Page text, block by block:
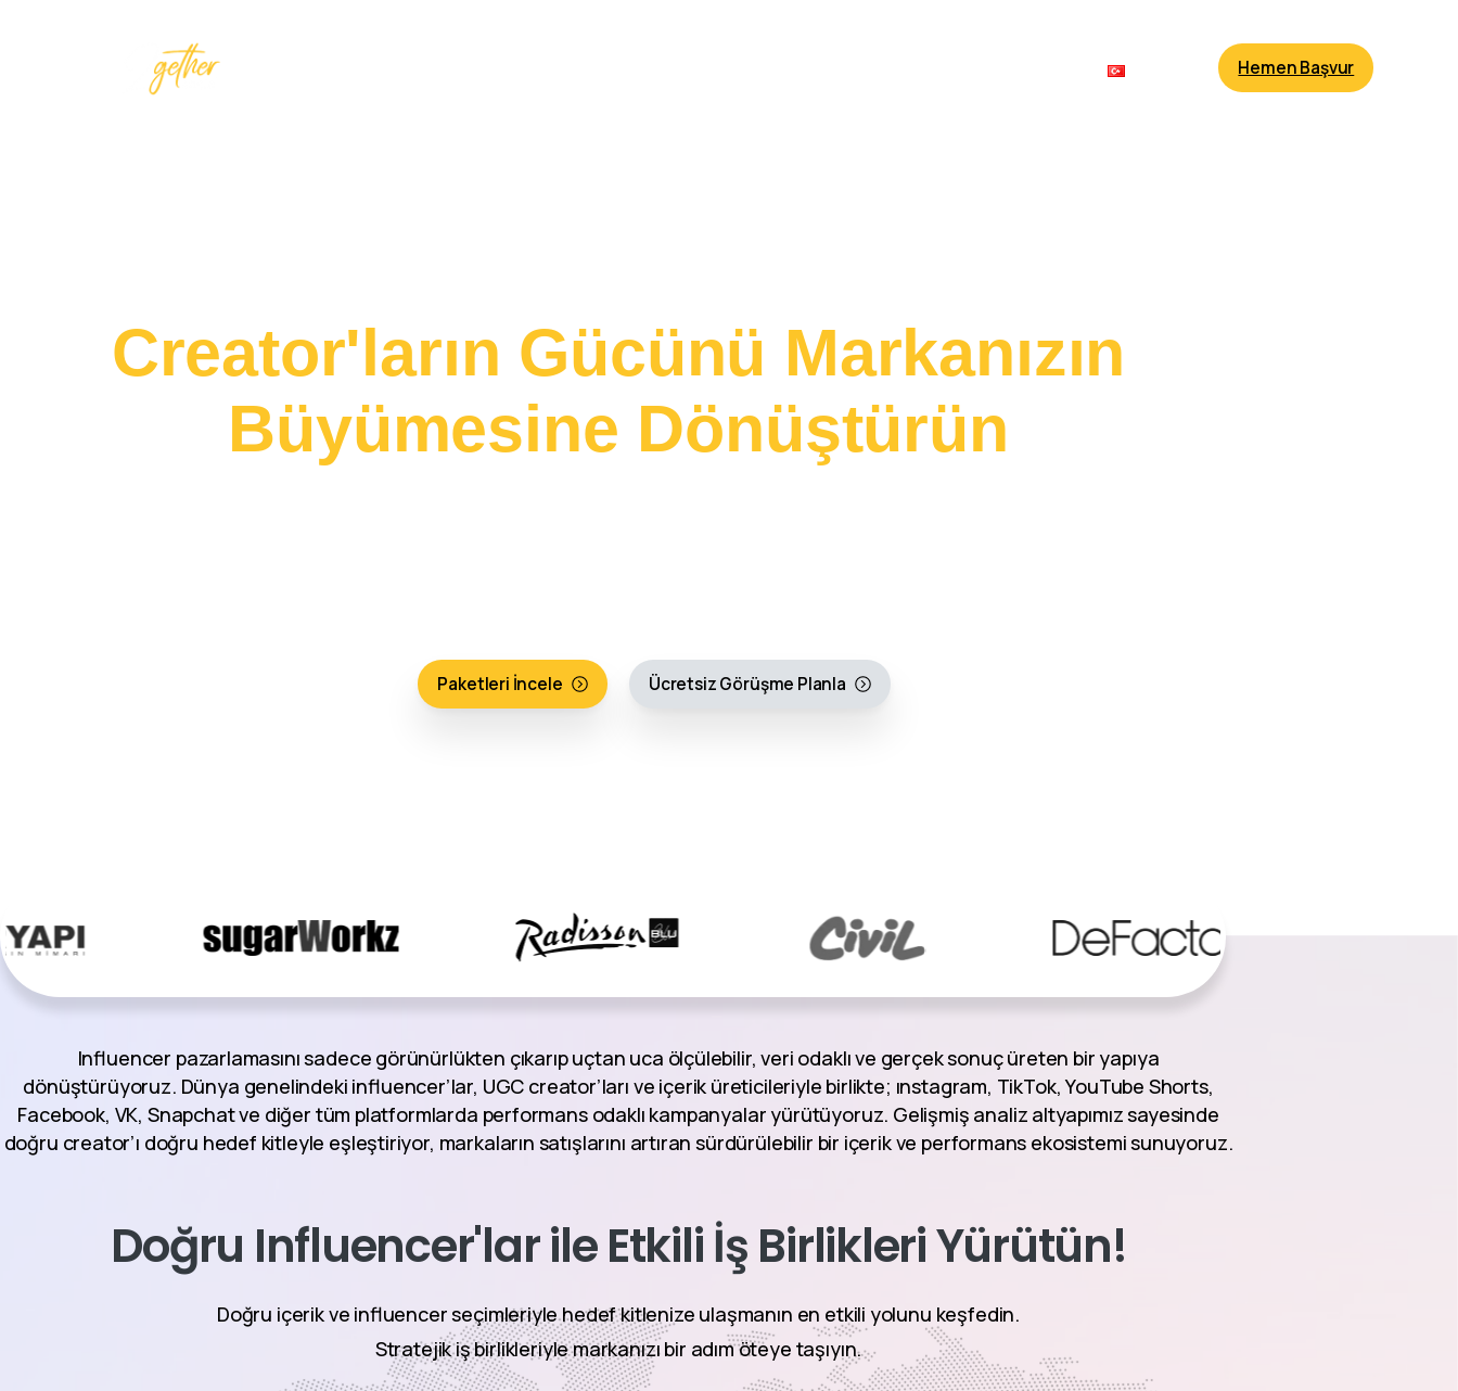
Hemen Başvur
Creator'ların Gücünü Markanızın
Büyümesine Dönüştürün
Paketleri İncele Ücretsiz Görüşme Planla
Influencer pazarlamasını sadece görünürlükten çıkarıp uçtan uca ölçülebilir, veri odaklı ve gerçek sonuç üreten bir yapıya
dönüştürüyoruz. Dünya genelindeki influencer’lar, UGC creator’ları ve içerik üreticileriyle birlikte; ınstagram, TikTok, YouTube Shorts,
Facebook, VK, Snapchat ve diğer tüm platformlarda performans odaklı kampanyalar yürütüyoruz. Gelişmiş analiz altyapımız sayesinde
doğru creator’ı doğru hedef kitleyle eşleştiriyor, markaların satışlarını artıran sürdürülebilir bir içerik ve performans ekosistemi sunuyoruz.
Doğru Influencer'lar ile Etkili İş Birlikleri Yürütün!
Doğru içerik ve influencer seçimleriyle hedef kitlenize ulaşmanın en etkili yolunu keşfedin.
Stratejik iş birlikleriyle markanızı bir adım öteye taşıyın.